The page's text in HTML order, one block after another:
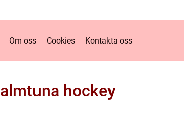
Om oss Cookies Kontakta oss
almtuna hockey